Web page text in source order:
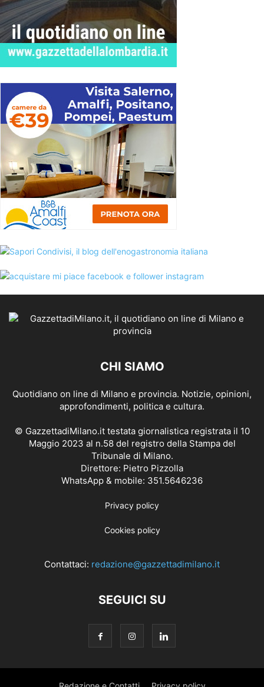
CHI SIAMO
Quotidiano on line di Milano e provincia. Notizie, opinioni,
approfondimenti, politica e cultura.
© GazzettadiMilano.it testata giornalistica registrata il 10
Maggio 2023 al n.58 del registro della Stampa del
Tribunale di Milano.
Direttore: Pietro Pizzolla
WhatsApp & mobile: 351.5646236
Privacy policy
Cookies policy
Contattaci: redazione@gazzettadimilano.it
SEGUICI SU